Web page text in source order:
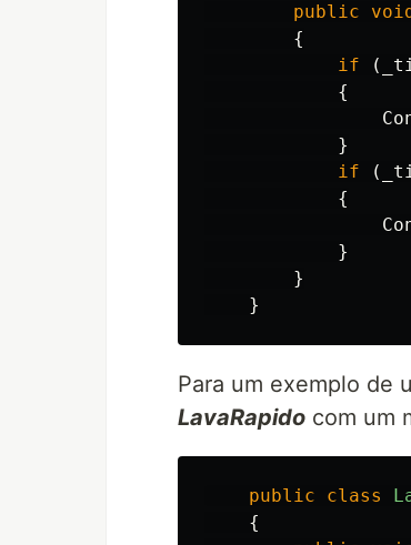
public
{
if
(
{
}
if
(
{
}
}
}
Para um exemplo de
LavaRapido com um
public class
{